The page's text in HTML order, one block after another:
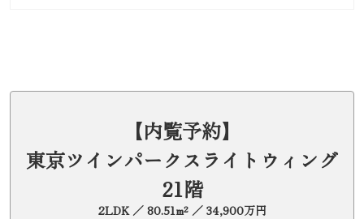
【内覧予約】
東京ツインパークスライトウィング
21階
2LDK ／ 80.51m² ／ 34,900万円